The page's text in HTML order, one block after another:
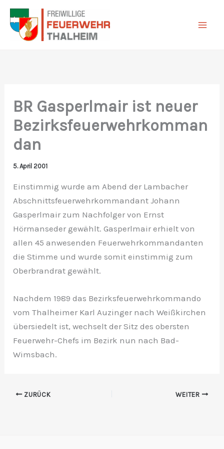
Zum
Inhalt
springen
BR Gasperlmair ist neuer
Bezirksfeuerwehrkomman
dan
5. April 2001
Einstimmig wurde am Abend der Lambacher
Abschnittsfeuerwehrkommandant Johann
Gasperlmair zum Nachfolger von Ernst
Hörmanseder gewählt. Gasperlmair erhielt von
allen 45 anwesenden Feuerwehrkommandanten
die Stimme und wurde somit einstimmig zum
Oberbrandrat gewählt.
Nachdem 1989 das Bezirksfeuerwehrkommando
vom Thalheimer Karl Auzinger nach Weißkirchen
übersiedelt ist, wechselt der Sitz des obersten
Feuerwehr-Chefs im Bezirk nun nach Bad-
Wimsbach.
ZURÜCK WEITER